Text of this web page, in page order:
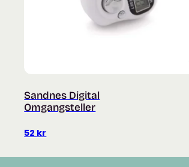
Sandnes Digital
Omgangsteller
52 kr